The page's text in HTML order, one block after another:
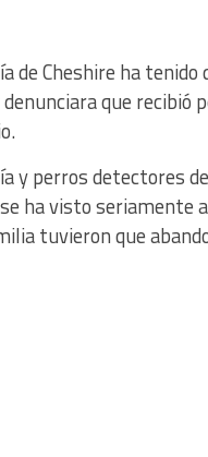
de Cheshire ha
que recibió
y perros detectores
ha visto seriamente
tuvieron que